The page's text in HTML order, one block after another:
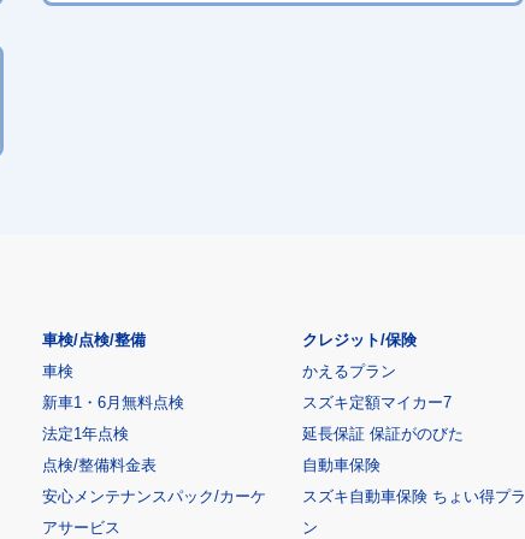
車検/点検/整備
車検
新車1・6月無料点検
法定1年点検
点検/整備料金表
安心メンテナンスパック/カーケ
アサービス
クレジット/保険
かえるプラン
スズキ定額マイカー7
延長保証 保証がのびた
自動車保険
スズキ自動車保険 ちょい得プラ
ン